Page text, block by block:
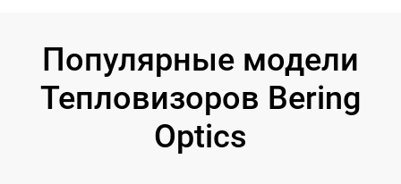
Популярные модели
Тепловизоров Bering
Optics